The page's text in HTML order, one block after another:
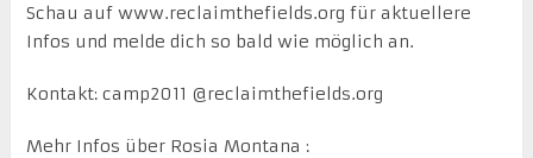
Schau auf www.reclaimthefields.org für aktuellere
Infos und melde dich so bald wie möglich an.
Kontakt: camp2011 @reclaimthefields.org
Mehr Infos über Rosia Montana :